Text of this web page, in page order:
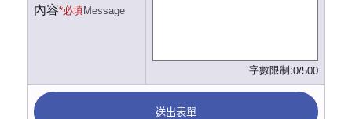
內容*必填Message
字數限制:0/500
送出表單